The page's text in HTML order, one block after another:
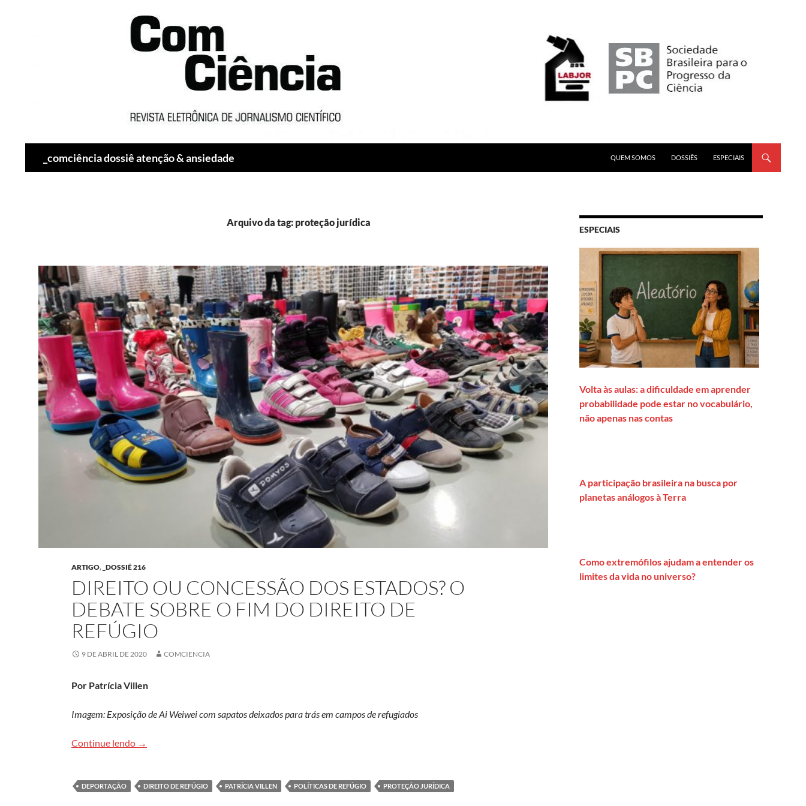
_comciência dossiê atenção & ansiedade
QUEM SOMOS
DOSSIÊS ESPECIAIS
Arquivo da tag: proteção jurídica
ARTIGO, _DOSSIÊ 216
DIREITO OU CONCESSÃO DOS ESTADOS? O
DEBATE SOBRE O FIM DO DIREITO DE
REFÚGIO
9 DE ABRIL DE 2020 COMCIENCIA
Por Patrícia Villen
Imagem: Exposição de Ai Weiwei com sapatos deixados para trás em campos de refugiados
Continue lendo Direito ou concessão dos Estados? O debate sobre o fim do direito de refúgio
→
DEPORTAÇÃO DIREITO DE REFÚGIO PATRÍCIA VILLEN POLÍTICAS DE REFÚGIO PROTEÇÃO JURÍDICA
ESPECIAIS
Volta às aulas: a dificuldade em aprender
probabilidade pode estar no vocabulário,
não apenas nas contas
A participação brasileira na busca por
planetas análogos à Terra
Como extremófilos ajudam a entender os
limites da vida no universo?